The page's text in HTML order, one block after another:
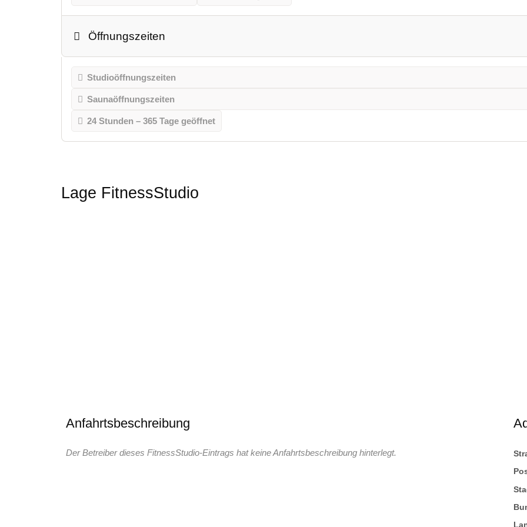
Öffnungszeiten
Studioöffnungszeiten
Saunaöffnungszeiten
24 Stunden – 365 Tage geöffnet
Lage FitnessStudio
Anfahrtsbeschreibung
Der Betreiber dieses FitnessStudio-Eintrags hat keine Anfahrtsbeschreibung hinterlegt.